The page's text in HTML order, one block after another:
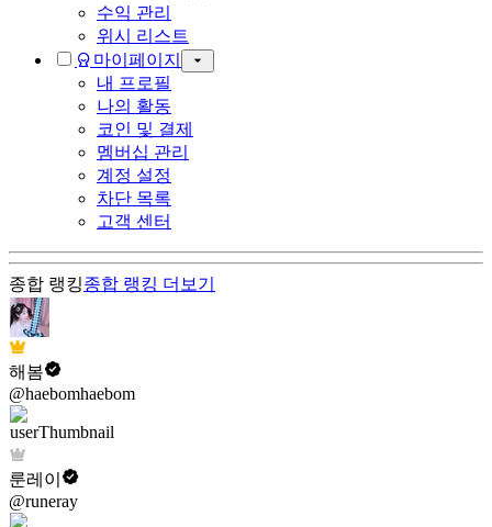
수익 관리
위시 리스트
마이페이지
내 프로필
나의 활동
코인 및 결제
멤버십 관리
계정 설정
차단 목록
고객 센터
종합 랭킹종합 랭킹 더보기
해봄
@haebomhaebom
룬레이
@runeray